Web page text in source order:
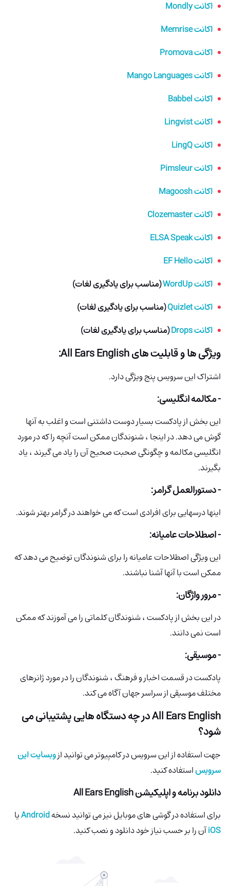
اکانت Mondly
اکانت Memrise
اکانت Promova
اکانت Mango Languages
اکانت Babbel
اکانت Lingvist
اکانت LingQ
اکانت Pimsleur
اکانت Magoosh
اکانت Clozemaster
اکانت ELSA Speak
اکانت EF Hello
اکانت WordUp
(مناسب برای یادگیری لغات)
اکانت Quizlet
(مناسب برای یادگیری لغات)
اکانت Drops
(مناسب برای یادگیری لغات)
ویژگی ها و قابلیت های All Ears English:
اشتراک این سرویس پنج ویژگی دارد.
- مکالمه انگلیسی:
این بخش از پادکست بسیار دوست داشتنی است و اغلب به آنها
گوش می دهد. در اینجا ، شنوندگان ممکن است آنچه را که در مورد
انگلیسی مکالمه و چگونگی صحبت صحیح آن را یاد می گیرند ، یاد
بگیرند.
- دستورالعمل گرامر:
اینها درسهایی برای افرادی است که می خواهند در گرامر بهتر شوند.
- اصطلاحات عامیانه:
این ویژگی اصطلاحات عامیانه را برای شنوندگان توضیح می دهد که
ممکن است با آنها آشنا نباشند.
- مرور واژگان:
در این بخش از پادکست ، شنوندگان کلماتی را می آموزند که ممکن
است نمی دانند.
- موسیقی:
پادکست در قسمت اخبار و فرهنگ ، شنوندگان را در مورد ژانرهای
مختلف موسیقی از سراسر جهان آگاه می کند.
All Ears Englishدر چه دستگاه هایی پشتیبانی می
شود؟
جهت استفاده از این سرویس در کامپیوتر می توانید ازوبسایت این
سرویساستفاده کنید.
دانلود برنامه و اپلیکیشنAll Ears English
برای استفاده در گوشی های موبایل نیز می توانید نسخهAndroidیا
iOSآن را بر حسب نیاز خود دانلود و نصب کنید.